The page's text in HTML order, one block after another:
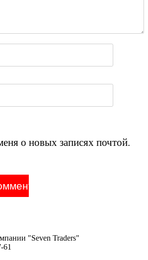
о новых записях почтой.
"Seven Traders"
61